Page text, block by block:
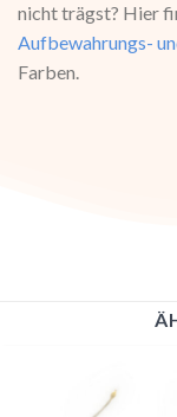
nicht trägst? Hier
Aufbewahrungs-
Farben.